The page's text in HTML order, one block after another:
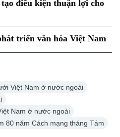
điều kiện thuận lợi cho
triển văn hóa Việt Nam
Việt Nam ở nước ngoài
Nam ở nước ngoài
80 năm Cách mạng tháng Tám